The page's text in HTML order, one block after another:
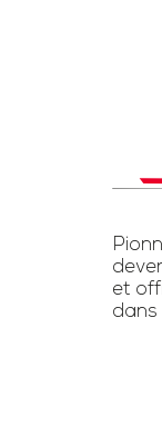
et
dans